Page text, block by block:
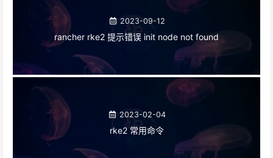
2023-09-12
rancher rke2 提示错误 init node not found
2023-02-04
rke2 常用命令